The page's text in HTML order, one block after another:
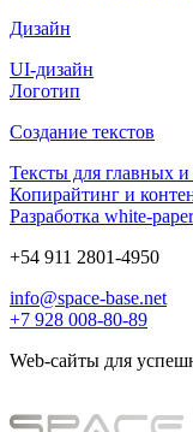
Дизайн
UI-дизайн
Логотип
Создание текстов
Тексты для главных
Копирайтинг и
Разработка white-paper
+54 911 2801-4950
info@space-base.net
+7 928 008-80-89
Web-сайты для